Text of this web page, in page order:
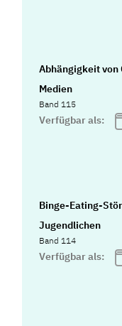
Abhängigkeit von
Medien
Band 115
Verfügbar als:
Binge-Eating-
Jugendlichen
Band 114
Verfügbar als: